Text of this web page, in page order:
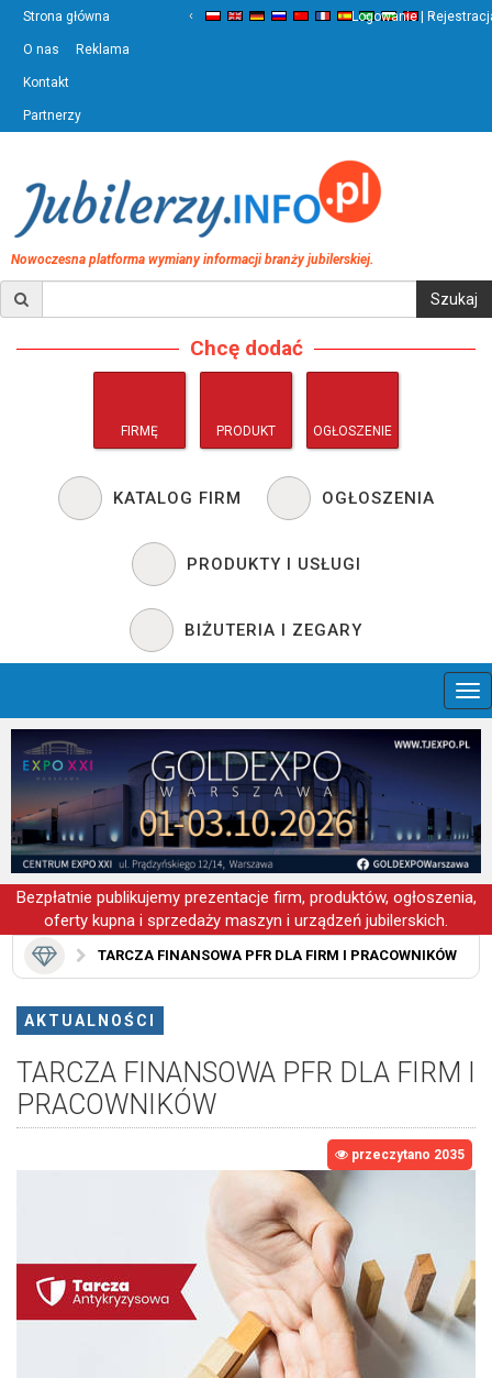
Strona główna
O nas Reklama
Kontakt
Partnerzy
‹ ›
Logowanie |
Nowoczesna platforma wymiany informacji branży jubilerskiej.
Chcę dodać
FIRMĘ PRODUKT OGŁOSZENIE
KATALOG FIRM OGŁOSZENIA
PRODUKTY I USŁUGI
BIŻUTERIA I ZEGARY
Bezpłatnie publikujemy prezentacje firm, produktów, ogłoszenia,
oferty kupna i sprzedaży maszyn i urządzeń jubilerskich.
TARCZA FINANSOWA PFR DLA FIRM I PRACOWNIKÓW
AKTUALNOŚCI
TARCZA FINANSOWA PFR DLA FIRM I
PRACOWNIKÓW
przeczytano 2035